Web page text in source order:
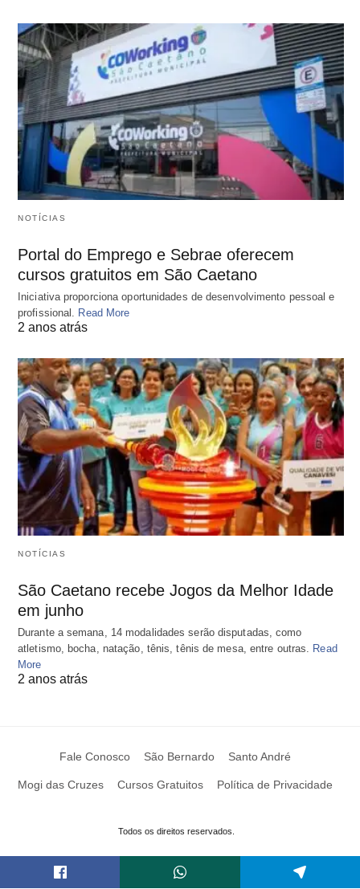
NOTÍCIAS
Portal do Emprego e Sebrae oferecem
cursos gratuitos em São Caetano
Iniciativa proporciona oportunidades de desenvolvimento pessoal e
profissional. Read More
2 anos atrás
NOTÍCIAS
São Caetano recebe Jogos da Melhor Idade
em junho
Durante a semana, 14 modalidades serão disputadas, como
atletismo, bocha, natação, tênis, tênis de mesa, entre outras.
Read
More
2 anos atrás
Fale Conosco São Bernardo Santo André
Mogi das Cruzes Cursos Gratuitos Política de Privacidade
Todos os direitos reservados.